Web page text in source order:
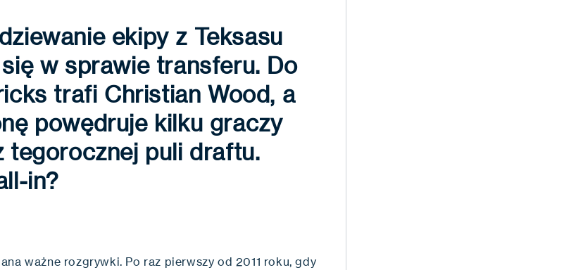
ekipy z Teksasu
się w sprawie transferu. Do
trafi Christian Wood, a
powędruje kilku graczy
tegorocznej puli draftu.
in?
ważne rozgrywki. Po raz pierwszy od 2011 roku, gdy